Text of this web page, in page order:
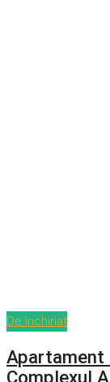
De închiriat
Apartament
Complexul